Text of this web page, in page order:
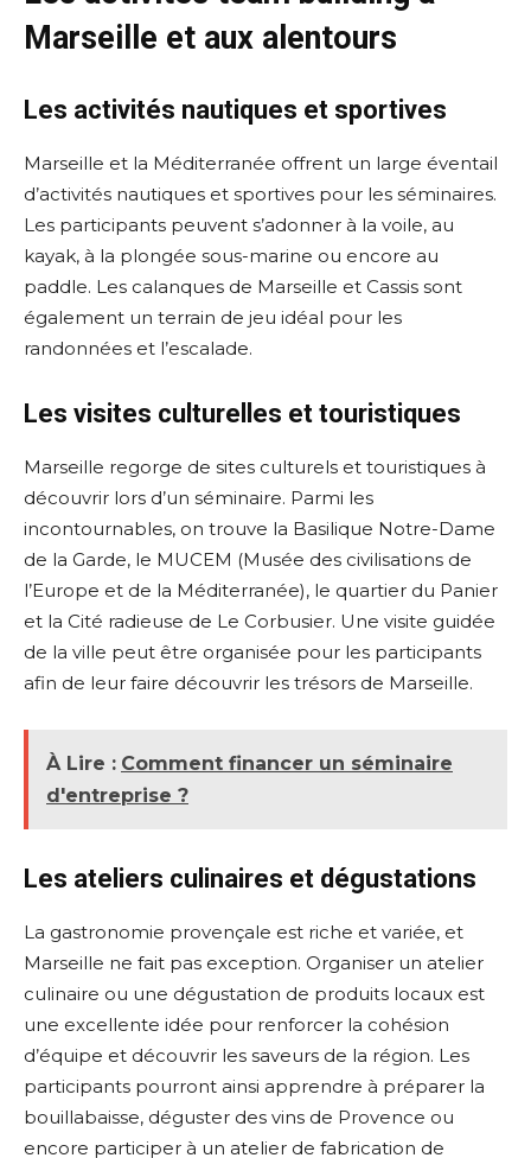
Marseille et aux alentours
Les activités nautiques et sportives
Marseille et la Méditerranée offrent un large éventail
d’activités nautiques et sportives pour les séminaires.
Les participants peuvent s’adonner à la voile, au
kayak, à la plongée sous-marine ou encore au
paddle. Les calanques de Marseille et Cassis sont
également un terrain de jeu idéal pour les
randonnées et l’escalade.
Les visites culturelles et touristiques
Marseille regorge de sites culturels et touristiques à
découvrir lors d’un séminaire. Parmi les
incontournables, on trouve la Basilique Notre-Dame
de la Garde, le MUCEM (Musée des civilisations de
l’Europe et de la Méditerranée), le quartier du Panier
et la Cité radieuse de Le Corbusier. Une visite guidée
de la ville peut être organisée pour les participants
afin de leur faire découvrir les trésors de Marseille.
À Lire : Comment financer un séminaire
d'entreprise ?
Les ateliers culinaires et dégustations
La gastronomie provençale est riche et variée, et
Marseille ne fait pas exception. Organiser un atelier
culinaire ou une dégustation de produits locaux est
une excellente idée pour renforcer la cohésion
d’équipe et découvrir les saveurs de la région. Les
participants pourront ainsi apprendre à préparer la
bouillabaisse, déguster des vins de Provence ou
encore participer à un atelier de fabrication de